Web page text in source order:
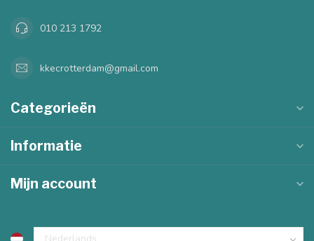
010 213 1792
kkecrotterdam@gmail.com
Categorieën
Informatie
Mijn account